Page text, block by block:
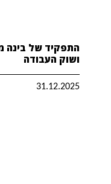
ושוק העבודה
31.12.2025